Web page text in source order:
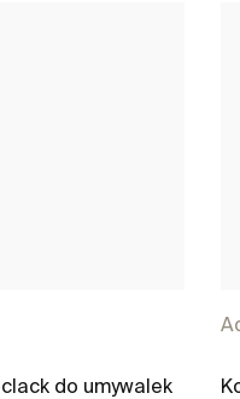
do umywalek